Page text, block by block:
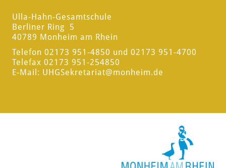
Ulla-Hahn-Gesamtschule
Berliner Ring 5
40789 Monheim am Rhein
Telefon 02173 951-4850 und 02173 951-4700
Telefax 02173 951-254850
E-Mail: UHGSekretariat@monheim.de